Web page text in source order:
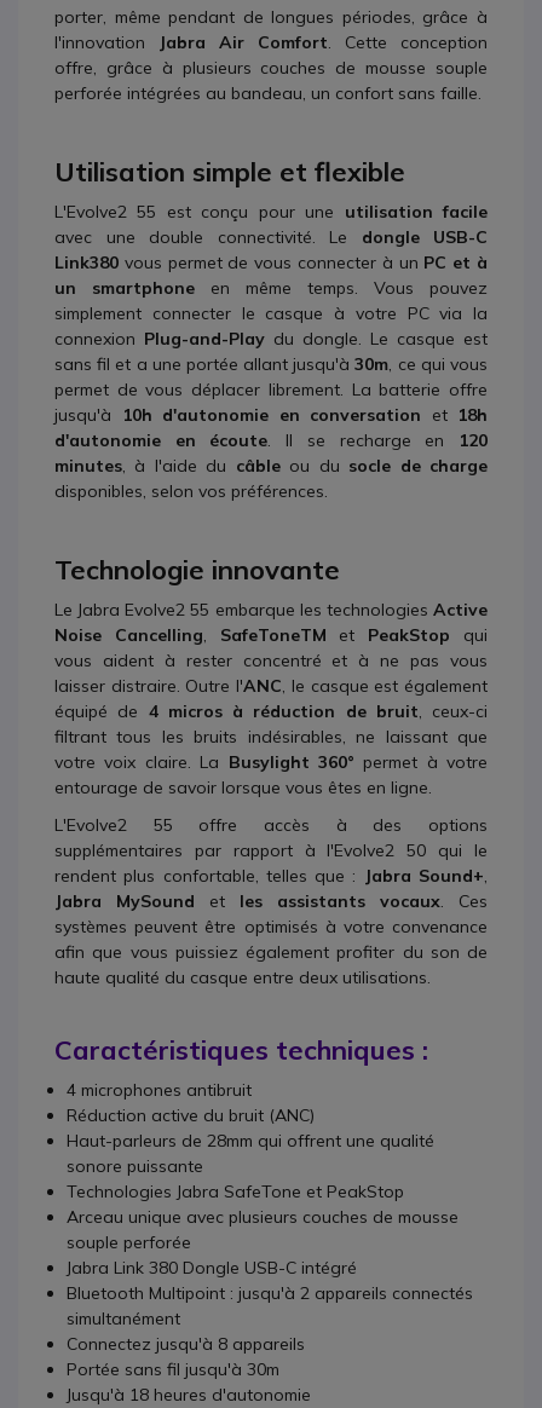
porter, même pendant de longues périodes, grâce à
l'innovation
Jabra Air Comfort. Cette conception
offre, grâce à plusieurs couches de mousse souple
perforée intégrées au bandeau, un confort sans faille.
Utilisation simple et flexible
L'Evolve2 55 est conçu pour une utilisation facile
avec une double connectivité. Le dongle USB-C
Link380 vous permet de vous connecter à un PC et à
un smartphone en même temps. Vous pouvez
simplement connecter le casque à votre PC via la
connexion Plug-and-Play du dongle. Le casque est
sans fil et a une portée allant jusqu'à30m, ce qui vous
permet de vous déplacer librement. La batterie offre
jusqu'à
10h d'autonomie en conversation et 18h
d'autonomie en écoute. Il se recharge en
120
minutes, à l'aide du câble ou du socle de charge
disponibles, selon vos préférences.
Technologie innovante
Le Jabra Evolve2 55 embarque les technologies Active
Noise Cancelling, SafeToneTM et PeakStop qui
vous aident à rester concentré et à ne pas vous
laisser distraire. Outre l'ANC, le casque est également
équipé de 4 micros à réduction de bruit, ceux-ci
filtrant tous les bruits indésirables, ne laissant que
votre voix claire. La Busylight 360° permet à votre
entourage de savoir lorsque vous êtes en ligne.
L'Evolve2 55 offre accès à des options
supplémentaires par rapport à l'Evolve2 50 qui le
rendent plus confortable, telles que :
Jabra Sound+,
Jabra MySound et les assistants vocaux. Ces
systèmes peuvent être optimisés à votre convenance
afin que vous puissiez également profiter du son de
haute qualité du casque entre deux utilisations.
Caractéristiques techniques :
4 microphones antibruit
Réduction active du bruit (ANC)
Haut-parleurs de 28mm qui offrent une qualité
sonore puissante
Technologies Jabra SafeTone et PeakStop
Arceau unique avec plusieurs couches de mousse
souple perforée
Jabra Link 380 Dongle USB-C intégré
Bluetooth Multipoint : jusqu'à 2 appareils connectés
simultanément
Connectez jusqu'à 8 appareils
Portée sans fil jusqu'à 30m
Jusqu'à 18 heures d'autonomie